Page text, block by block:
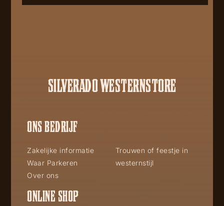
SILVERADO WESTERNSTORE
ONS BEDRIJF
Zakelijke informatie
Waar Parkeren
Over ons
Trouwen of feestje in
westernstijl
ONLINE SHOP